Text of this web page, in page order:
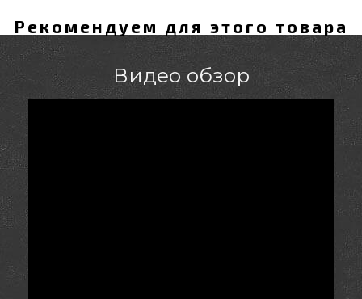
Рекомендуем для этого товара
Видео обзор